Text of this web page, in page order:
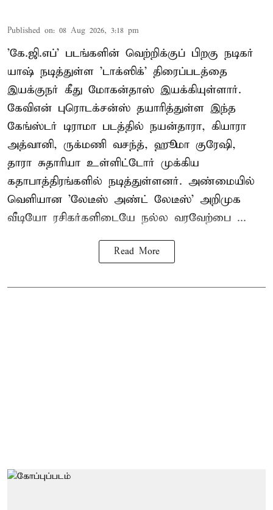
Published on: 08 Aug 2026, 3:18 pm
'கே.ஜி.எப்' படங்களின் வெற்றிக்குப் பிறகு நடிகர்
யாஷ் நடித்துள்ள 'டாக்ஸிக்' திரைப்படத்தை
இயக்குநர் கீது மோகன்தாஸ் இயக்கியுள்ளார்.
கேவிஎன் புரொடக்சன்ஸ் தயாரித்துள்ள இந்த
கேங்ஸ்டர் டிராமா படத்தில் நயன்தாரா, கியாரா
அத்வானி, ருக்மணி வசந்த், ஹூமா குரேஷி,
தாரா சுதாரியா உள்ளிட்டோர் முக்கிய
கதாபாத்திரங்களில் நடித்துள்ளனர். அண்மையில்
வெளியான 'லேடீஸ் அண்ட் லேடீஸ்' அறிமுக
வீடியோ ரசிகர்களிடையே நல்ல வரவேற்பை ...
Read More